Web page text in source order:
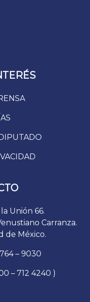
Unión 66.
Carranza.
de México.
– 9030
– 712 4240 )